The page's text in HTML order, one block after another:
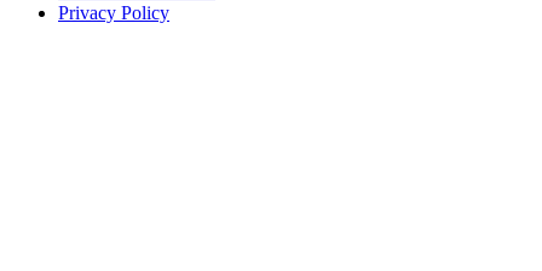
Privacy Policy